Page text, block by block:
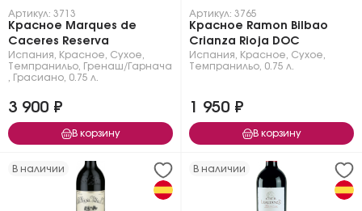
Артикул: 3713
Красное Marques de
Caceres Reserva
Испания Красное Сухое
Темпранильо
Гренаш/Гарнача
Грасиано 0.75 л.
3 900 ₽
В корзину
Артикул: 3765
Красное Ramon Bilbao
Crianza Rioja DOC
Испания Красное Сухое
Темпранильо 0.75 л.
1 950 ₽
В корзину
В наличии В наличии